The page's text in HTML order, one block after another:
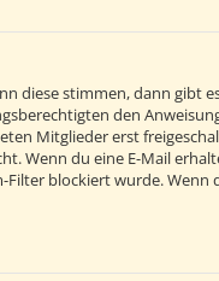
diese stimmen, dann gibt
den
Mitglieder erst
Wenn du eine E-Mail
blockiert wurde. Wenn